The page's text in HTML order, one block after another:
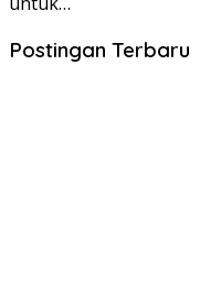
Postingan Terbaru